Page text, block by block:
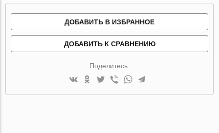
ДОБАВИТЬ В ИЗБРАННОЕ
ДОБАВИТЬ К СРАВНЕНИЮ
Поделитесь: